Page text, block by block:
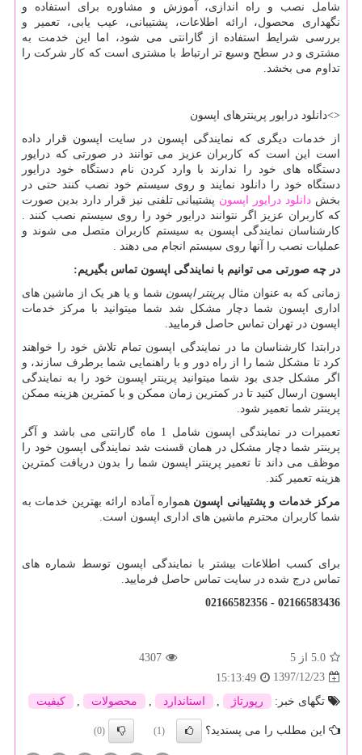
شامل نصب و راه اندازی، آموزش و مشاوره برای استفاده و
نگهداری محصول، ارائه اطلاعات، پشتیبانی، عیب یابی، تعمیر و
بررسی شرایط استفاده از گارانتی می شود، اما این خدمت به
مشتری و در سطح وسیع تر ارتباط با مشتری است که کار شرکت را
تداوم می بخشد.
<>دانلود درایور پرینترهای اپسون
از خدمات دیگری که نمایندگی اپسون در سایت اپسون قرار داده
است این است که کاربران عزیز می توانند در صورتی که درایور
دستگاه های خود را ندارند با وارد کردن نام دستگاه خود درایور
دستگاه خود را دانلود نمایند و روی سیستم خود نصب کنند حتی در
بخش دانلود درایور اپسون پشتیبانی تلفنی نیز قرار دارد بدین صورت
که کاربران عزیز اگر نتوانند درایور خود را روی سیستم نصب کنند .
کارشناسان نمایندگی اپسون به سیستم کاربران متصل می شوند و
عملیات نصب را آنها روی سیستم انجام می دهند .
در چه صورتی می توانیم با نمایندگی اپسون تماس بگیریم:
زمانی که به عنوان مثال پرینتر اپسون شما و یا هر یک از ماشین های
اداری اپسون شما دچار مشکل شد شما میتوانید با مرکز خدمات
اپسون در تهران تماس حاصل فرمایید.
درابتدا کارشناسان ما در نمایندگی اپسون تمام تلاش خود را خواهند
کرد تا مشکل شما را از راه دور و با راهنمایی شما برطرف سازند، و
اگر مشکل جدی بود شما میتوانید پرینتر اپسون خود را به نمایندگی
اپسون ارسال کنید تا در کمترین زمان ممکن و با کمترین هزینه ممکن
پرینتر شما تعمیر شود.
تعمیرات در نمایندگی اپسون شامل 1 ماه گارانتی می باشد و آگر
پرینتر شما دچار مشکل در همان قسنت شد نمایندگی اپسون خود را
موظف می داند تا تعمیر پرینتر اپسون شما را بدون دریافت کمترین
هزینه تعمیر کند.
مرکز خدمات و پشتیبانی اپسون همواره آماده ارائه بهترین خدمات به
شما کاربران محترم ماشین های اداری اپسون است.
برای کسب اطلاعات بیشتر با نمایندگی اپسون توسط شماره های
تماس درج شده در سایت تماس حاصل فرمایید.
02166583436 - 02166582356
5.0 از 5
4307
1397/12/23
15:13:49
تگهای خبر:
رپورتاژ استاندارد محصولات كیفیت
این مطلب را می پسندید؟ (1)
(0)